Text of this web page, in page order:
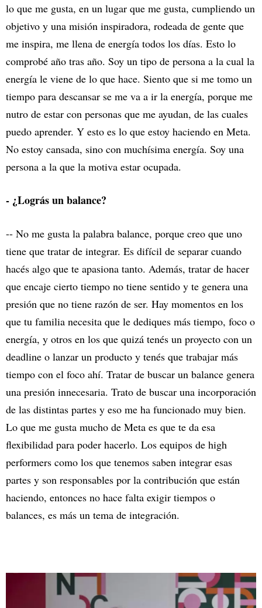
lo que me gusta, en un lugar que me gusta, cumpliendo un
objetivo y una misión inspiradora, rodeada de gente que
me inspira, me llena de energía todos los días. Esto lo
comprobé año tras año. Soy un tipo de persona a la cual la
energía le viene de lo que hace. Siento que si me tomo un
tiempo para descansar se me va a ir la energía, porque me
nutro de estar con personas que me ayudan, de las cuales
puedo aprender. Y esto es lo que estoy haciendo en Meta.
No estoy cansada, sino con muchísima energía. Soy una
persona a la que la motiva estar ocupada.
- ¿Lográs un balance?
-- No me gusta la palabra balance, porque creo que uno
tiene que tratar de integrar. Es difícil de separar cuando
hacés algo que te apasiona tanto. Además, tratar de hacer
que encaje cierto tiempo no tiene sentido y te genera una
presión que no tiene razón de ser. Hay momentos en los
que tu familia necesita que le dediques más tiempo, foco o
energía, y otros en los que quizá tenés un proyecto con un
deadline o lanzar un producto y tenés que trabajar más
tiempo con el foco ahí. Tratar de buscar un balance genera
una presión innecesaria. Trato de buscar una incorporación
de las distintas partes y eso me ha funcionado muy bien.
Lo que me gusta mucho de Meta es que te da esa
flexibilidad para poder hacerlo. Los equipos de high
performers como los que tenemos saben integrar esas
partes y son responsables por la contribución que están
haciendo, entonces no hace falta exigir tiempos o
balances, es más un tema de integración.